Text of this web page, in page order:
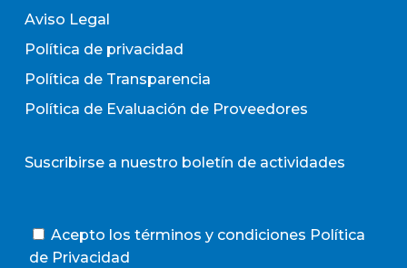
Aviso Legal
Política de privacidad
Política de Transparencia
Política de Evaluación de Proveedores
Suscribirse a nuestro boletín de actividades
Acepto los términos y condiciones Política
de Privacidad